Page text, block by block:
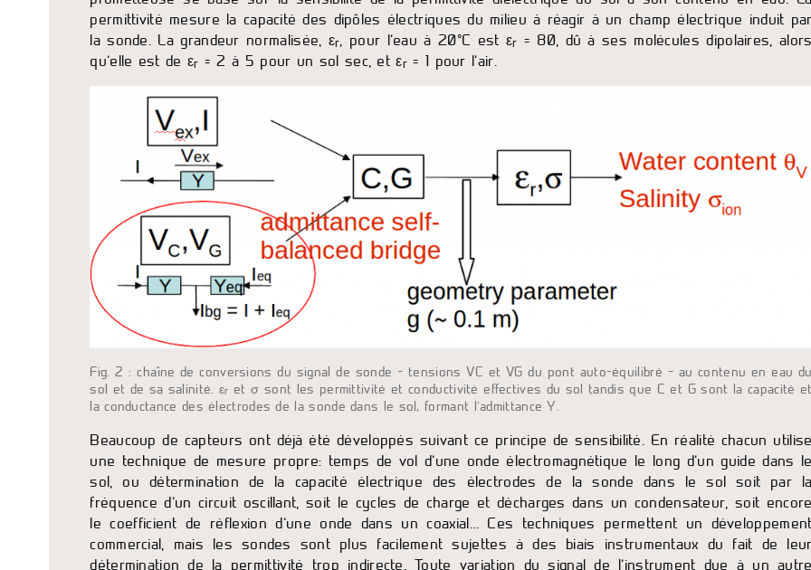
permittivité mesure la capacité des dipôles électriques du milieu à réagir à un champ électrique induit par
la sonde. La grandeur normalisée, εr, pour l’eau à 20°C est εr = 80, dû à ses molécules dipolaires, alors
qu’elle est de εr = 2 à 5 pour un sol sec, et εr= 1 pour l’air.
Fig. 2 : chaîne de conversions du signal de sonde – tensions VC et VG du pont auto-équilibré – au contenu en eau du
sol et de sa salinité. εr et σ sont les permittivité et conductivité effectives du sol tandis que C et G sont la capacité et
la conductance des électrodes de la sonde dans le sol, formant l’admittance Y.
Beaucoup de capteurs ont déjà été développés suivant ce principe de sensibilité. En réalité chacun utilise
une technique de mesure propre: temps de vol d’une onde électromagnétique le long d’un guide dans le
sol, ou détermination de la capacité électrique des électrodes de la sonde dans le sol soit par la
fréquence d’un circuit oscillant, soit le cycles de charge et décharges dans un condensateur, soit encore
le coefficient de réflexion d’une onde dans un coaxial… Ces techniques permettent un développement
commercial, mais les sondes sont plus facilement sujettes à des biais instrumentaux du fait de leur
détermination de la permittivité trop indirecte. Toute variation du signal de l’instrument due à un autre